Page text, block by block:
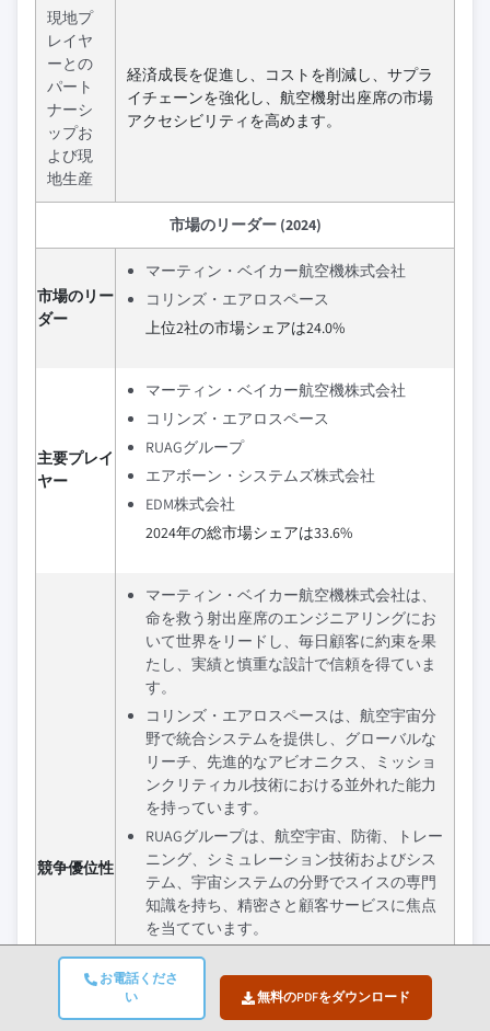
お電話くださ
い
無料のPDFをダウンロード
現地プ
レイヤ
ーとの
パート
ナーシ
ップお
よび現
地生産
経済成長を促進し、コストを削減し、サプラ
イチェーンを強化し、航空機射出座席の市場
アクセシビリティを高めます。
市場のリーダー (2024)
市場のリー
ダー
マーティン・ベイカー航空機株式会社
コリンズ・エアロスペース
上位2社の市場シェアは24.0%
主要プレイ
ヤー
マーティン・ベイカー航空機株式会社
コリンズ・エアロスペース
RUAGグループ
エアボーン・システムズ株式会社
EDM株式会社
2024年の総市場シェアは33.6%
競争優位性
マーティン・ベイカー航空機株式会社は、
命を救う射出座席のエンジニアリングにお
いて世界をリードし、毎日顧客に約束を果
たし、実績と慎重な設計で信頼を得ていま
す。
コリンズ・エアロスペースは、航空宇宙分
野で統合システムを提供し、グローバルな
リーチ、先進的なアビオニクス、ミッショ
ンクリティカル技術における並外れた能力
を持っています。
RUAGグループは、航空宇宙、防衛、トレー
ニング、シミュレーション技術およびシス
テム、宇宙システムの分野でスイスの専門
知識を持ち、精密さと顧客サービスに焦点
を当てています。
エアボーン・システムズ株式会社は、軍
事、航空宇宙、防衛組織に対して高性能の
パラシュートシステムを開発・製造する世
界的なリーダーです。